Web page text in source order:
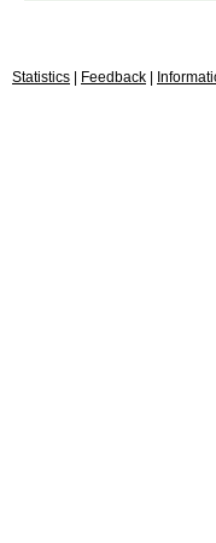
Statistics Feedback